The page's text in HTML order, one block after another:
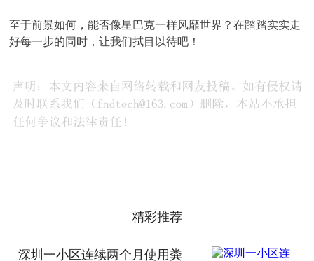
至于前景如何，能否像星巴克一样风靡世界？在踏踏实实走
好每一步的同时，让我们拭目以待吧！
精彩推荐
深圳一小区连续两个月使用粪